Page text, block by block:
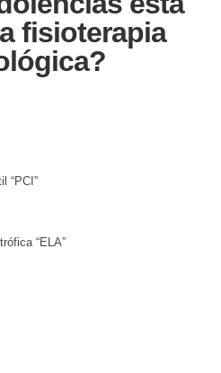
fisioterapia
“PCI”
“ELA”